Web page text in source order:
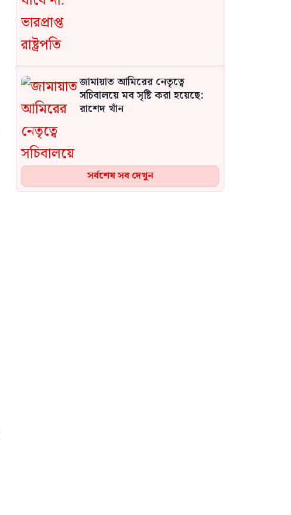
জামায়াত আমিরের নেতৃত্বে
সচিবালয়ে মব সৃষ্টি করা হয়েছে:
রাশেদ খাঁন
সর্বশেষ সব দেখুন